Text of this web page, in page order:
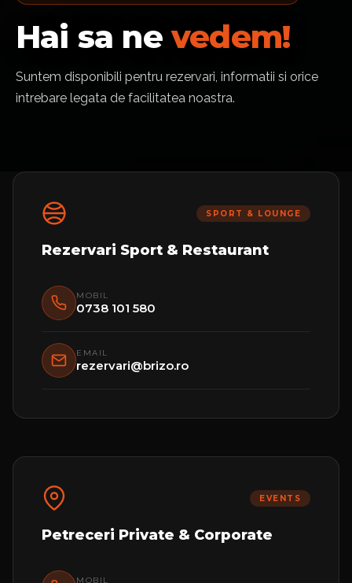
Hai sa nevedem!
Suntem disponibili pentru rezervari, informatii si orice
intrebare legata de facilitatea noastra.
SPORT & LOUNGE
Rezervari Sport & Restaurant
MOBIL
0738 101 580
EMAIL
rezervari@brizo.ro
EVENTS
Petreceri Private & Corporate
MOBIL